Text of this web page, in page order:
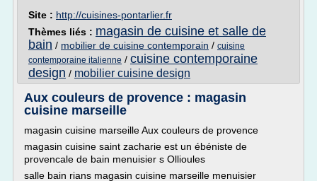
Site : http://cuisines-pontarlier.fr
Thèmes liés : magasin de cuisine et salle de
bain / mobilier de cuisine contemporain / cuisine
contemporaine italienne / cuisine contemporaine
design / mobilier cuisine design
Aux couleurs de provence : magasin
cuisine marseille
magasin cuisine marseille Aux couleurs de provence
magasin cuisine saint zacharie est un ébéniste de
provencale de bain menuisier s Ollioules
salle bain rians magasin cuisine marseille menuisier